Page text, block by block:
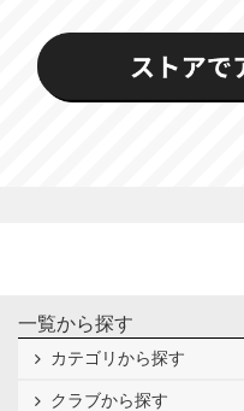
一覧から探す
カテゴリから探す
クラブから探す